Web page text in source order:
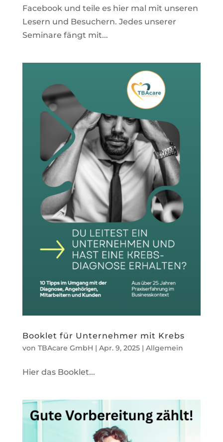
Facebook und teile es hier mal mit unseren
Lesern und Besuchern. Jedes unserer
Seminare fängt mit...
Booklet für Unternehmer mit Krebs
von TBAcare GmbH | Apr. 9, 2025| Allgemein
Hier das Booklet...